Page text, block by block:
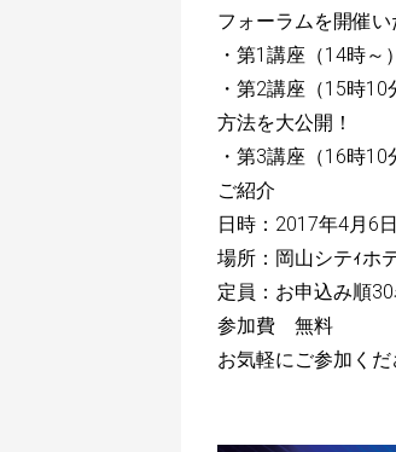
フォーラムを開催い
・第1講座（14時
・第2講座（15時
方法を大公開！
・第3講座（16時
ご紹介
日時：2017年4月6
場所：岡山シテｨホ
定員：お申込み順
参加費 無料
お気軽にご参加くだ